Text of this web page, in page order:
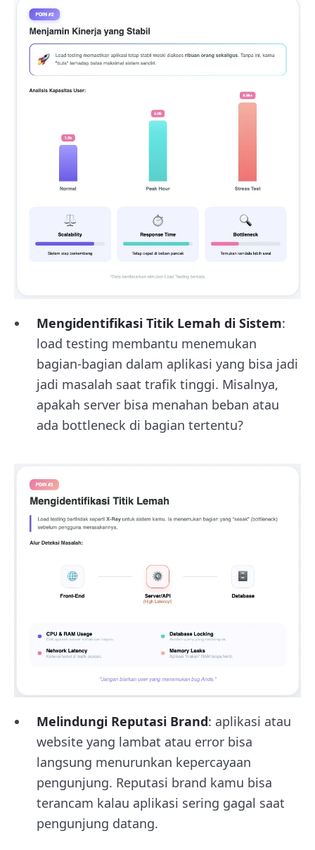
Mengidentifikasi Titik Lemah di Sistem:
load testing membantu menemukan
bagian-bagian dalam aplikasi yang bisa jadi
jadi masalah saat trafik tinggi. Misalnya,
apakah server bisa menahan beban atau
ada bottleneck di bagian tertentu?
Melindungi Reputasi Brand: aplikasi atau
website yang lambat atau error bisa
langsung menurunkan kepercayaan
pengunjung. Reputasi brand kamu bisa
terancam kalau aplikasi sering gagal saat
pengunjung datang.